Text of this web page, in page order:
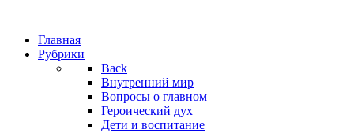
Главная
Рубрики
Back
Внутренний мир
Вопросы о главном
Героический дух
Дети и воспитание